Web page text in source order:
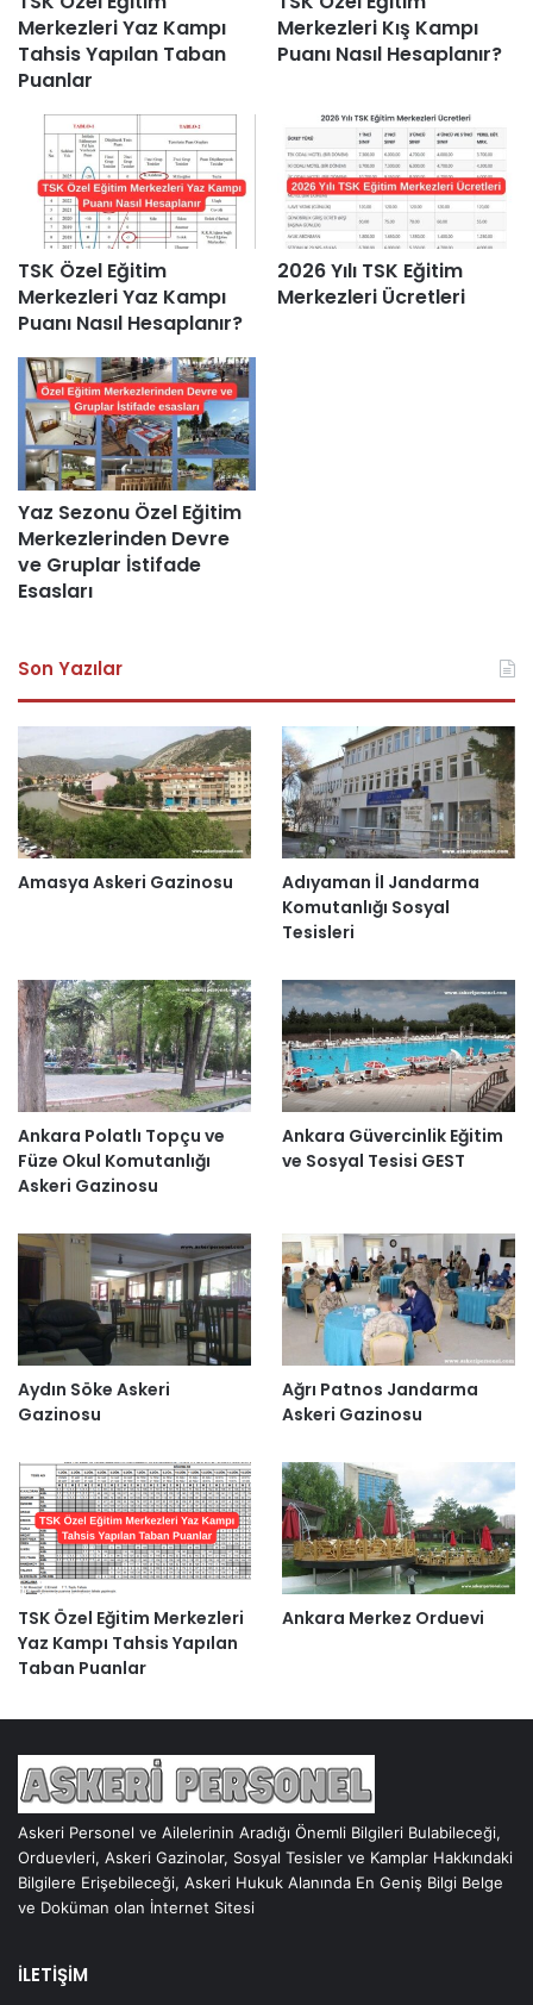
Merkezleri Yaz Kampı
Tahsis Yapılan Taban
Puanlar
Merkezleri Kış Kampı
Puanı Nasıl Hesaplanır?
TSK Özel Eğitim
Merkezleri Yaz Kampı
Puanı Nasıl Hesaplanır?
2026 Yılı TSK Eğitim
Merkezleri Ücretleri
Yaz Sezonu Özel Eğitim
Merkezlerinden Devre
ve Gruplar İstifade
Esasları
Son Yazılar
Amasya Askeri Gazinosu
Adıyaman İl Jandarma
Komutanlığı Sosyal
Tesisleri
Ankara Polatlı Topçu ve
Füze Okul Komutanlığı
Askeri Gazinosu
Ankara Güvercinlik Eğitim
ve Sosyal Tesisi GEST
Aydın Söke Askeri
Gazinosu
Ağrı Patnos Jandarma
Askeri Gazinosu
TSK Özel Eğitim Merkezleri
Yaz Kampı Tahsis Yapılan
Taban Puanlar
Ankara Merkez Orduevi
Askeri Personel ve Ailelerinin Aradığı Önemli Bilgileri Bulabileceği,
Orduevleri, Askeri Gazinolar, Sosyal Tesisler ve Kamplar Hakkındaki
Bilgilere Erişebileceği, Askeri Hukuk Alanında En Geniş Bilgi Belge
ve Doküman olan İnternet Sitesi
İLETİŞİM